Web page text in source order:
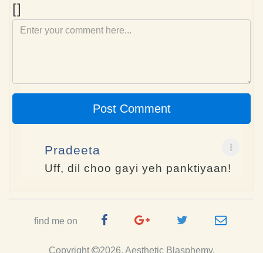
[]
Post Comment
Pradeeta
Uff, dil choo gayi yeh panktiyaan!
find me on
FacebookGoogle Twitter e-
Copyright 2026, Aesthetic Blasphemy.